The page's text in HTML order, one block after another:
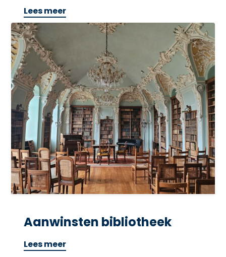
Lees meer
Aanwinsten bibliotheek
Lees meer